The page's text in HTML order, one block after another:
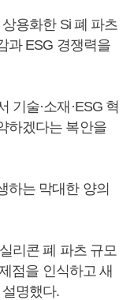
용화한 Si 폐 파츠
과 ESG 경쟁력을
기술·소재·ESG 혁
하겠다는 복안을
하는 막대한 양의
리콘 폐 파츠 규모
점을 인식하고 새
명했다.